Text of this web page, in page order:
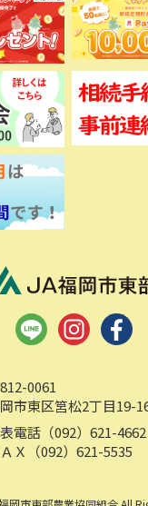
0061
市東区筥松2丁目19-
電話（092）621-4662
Ｘ（092）621-5535